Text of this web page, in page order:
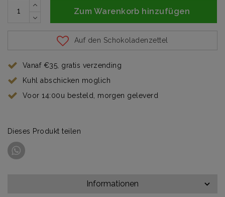
Zum Warenkorb hinzufügen
Auf den Schokoladenzettel
Vanaf €35, gratis verzending
Kuhl abschicken moglich
Voor 14:00u besteld, morgen geleverd
Dieses Produkt teilen
Informationen